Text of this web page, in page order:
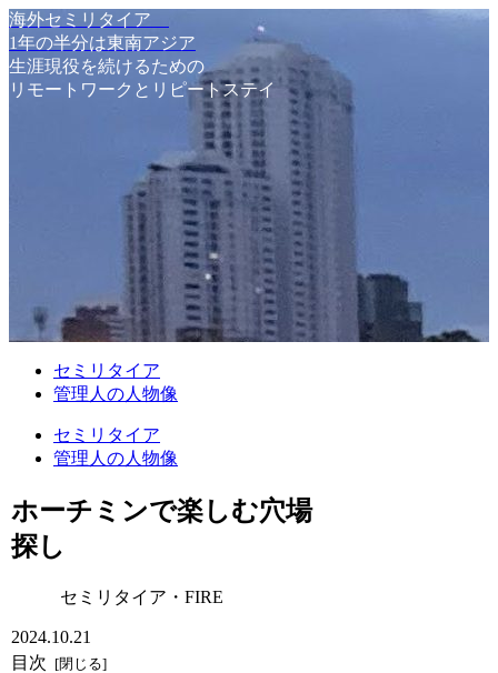
海外セミリタイア
1年の半分は東南アジア
生涯現役を続けるための
リモートワークとリピートステイ
セミリタイア
管理人の人物像
セミリタイア
管理人の人物像
ホーチミンで楽しむ穴場
探し
セミリタイア・FIRE
2024.10.21
目次